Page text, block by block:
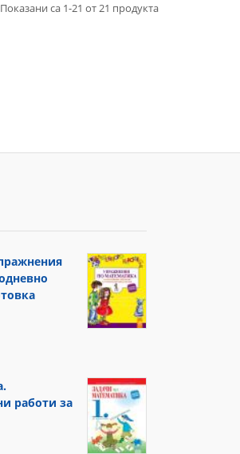
Показани са 1-21 от 21 продукта
работи за